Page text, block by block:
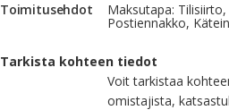
Toimitusehdot Maksutapa: Tilisiirto,
Postiennakko,
Tarkista kohteen tiedot
Voit tarkistaa
omistajista,